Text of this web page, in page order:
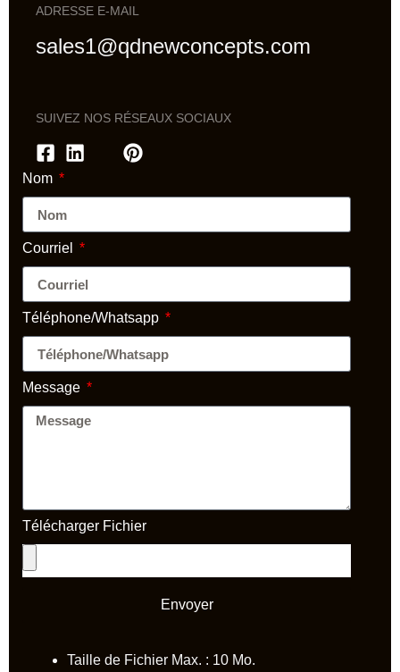
ADRESSE E-MAIL
sales1@qdnewconcepts.com
SUIVEZ NOS RÉSEAUX SOCIAUX
Nom
Courriel
Téléphone/Whatsapp
Message
Télécharger Fichier
Envoyer
Taille de Fichier Max. : 10 Mo.